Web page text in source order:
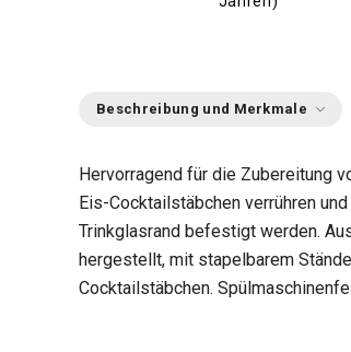
Beschreibung und Merkmale
Hervorragend für die Zubereitung
Eis-Cocktailstäbchen verrühren
Trinkglasrand befestigt werden.
hergestellt, mit stapelbarem
Cocktailstäbchen.